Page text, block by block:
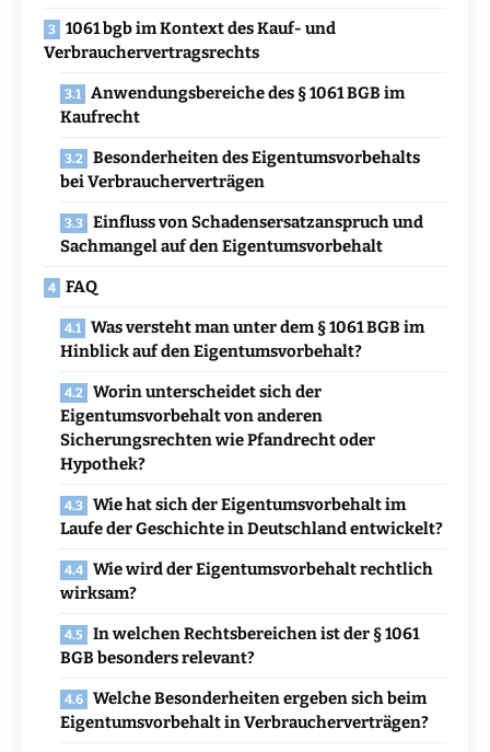
1061 bgb im Kontext des Kauf- und
Verbrauchervertragsrechts
Anwendungsbereiche des § 1061 BGB im
Kaufrecht
Besonderheiten des Eigentumsvorbehalts
bei Verbraucherverträgen
Einfluss von Schadensersatzanspruch und
Sachmangel auf den Eigentumsvorbehalt
FAQ
Was versteht man unter dem § 1061 BGB im
Hinblick auf den Eigentumsvorbehalt?
Worin unterscheidet sich der
Eigentumsvorbehalt von anderen
Sicherungsrechten wie Pfandrecht oder
Hypothek?
Wie hat sich der Eigentumsvorbehalt im
Laufe der Geschichte in Deutschland entwickelt?
Wie wird der Eigentumsvorbehalt rechtlich
wirksam?
In welchen Rechtsbereichen ist der § 1061
BGB besonders relevant?
Welche Besonderheiten ergeben sich beim
Eigentumsvorbehalt in Verbraucherverträgen?